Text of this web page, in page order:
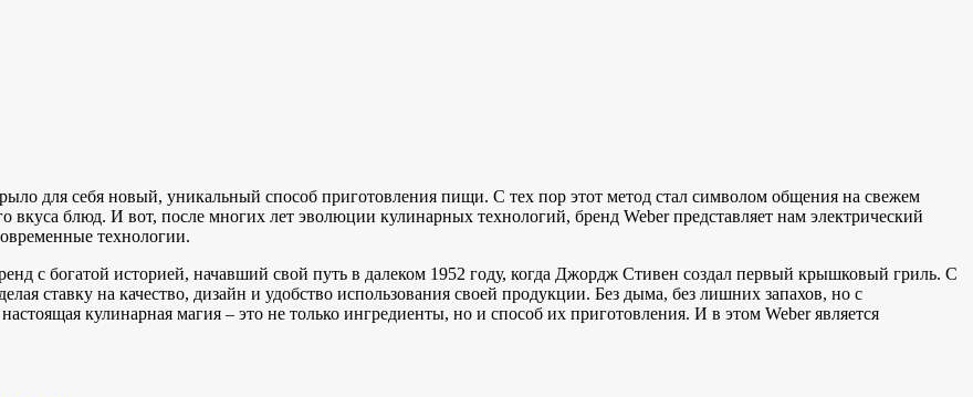
для себя новый, уникальный способ приготовления пищи. С тех пор этот метод стал символом общения на свежем
блюд. И вот, после многих лет эволюции кулинарных технологий, бренд Weber представляет нам электрический
технологии.
с богатой историей, начавший свой путь в далеком 1952 году, когда Джордж Стивен создал первый крышковый гриль. С
ставку на качество, дизайн и удобство использования своей продукции. Без дыма, без лишних запахов, но с
кулинарная магия – это не только ингредиенты, но и способ их приготовления. И в этом Weber является